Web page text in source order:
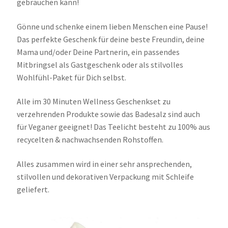
Gönne und schenke einem lieben Menschen eine Pause!
Das perfekte Geschenk für deine beste Freundin, deine
Mama und/oder Deine Partnerin, ein passendes
Mitbringsel als Gastgeschenk oder als stilvolles
Wohlfühl-Paket für Dich selbst.
Alle im 30 Minuten Wellness Geschenkset zu
verzehrenden Produkte sowie das Badesalz sind auch
für Veganer geeignet! Das Teelicht besteht zu 100% aus
recycelten & nachwachsenden Rohstoffen.
Alles zusammen wird in einer sehr ansprechenden,
stilvollen und dekorativen Verpackung mit Schleife
geliefert.